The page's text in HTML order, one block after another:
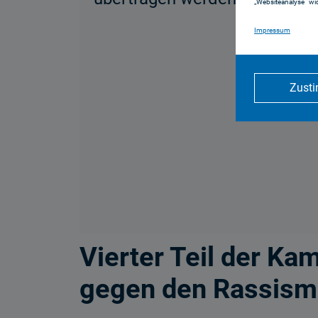
Impressum
Ich erkläre mich
Vierter Teil der
gegen den